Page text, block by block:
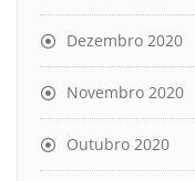
Dezembro 2020
Novembro 2020
Outubro 2020